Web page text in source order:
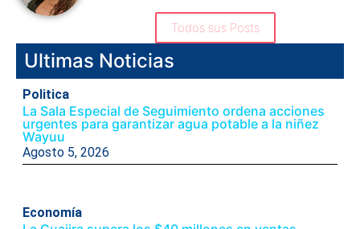
Todos sus Posts
Ultimas Noticias
Politica
La Sala Especial de Seguimiento ordena acciones
urgentes para garantizar agua potable a la niñez
Wayuu
Agosto 5, 2026
Economía